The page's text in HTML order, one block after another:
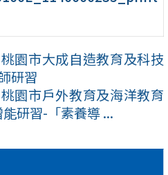
桃園市大成自造教育及科技
研習
桃園市戶外教育及海洋教育
研習-「素養導 ...